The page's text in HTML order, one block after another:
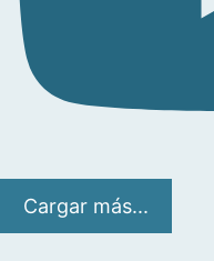
Cargar más...